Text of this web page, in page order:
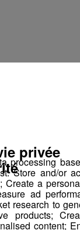
processing
Store and/or
Create a
ad
research to
products;
content;
privée